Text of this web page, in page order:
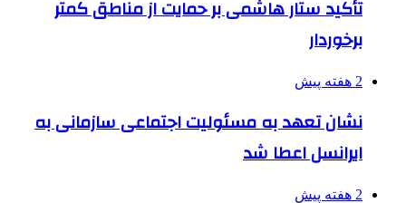
تأکید ستار هاشمی بر حمایت از مناطق کمتر
برخوردار
2 هفته پیش
نشان تعهد به مسئولیت اجتماعی سازمانی به
ایرانسل اعطا شد
2 هفته پیش